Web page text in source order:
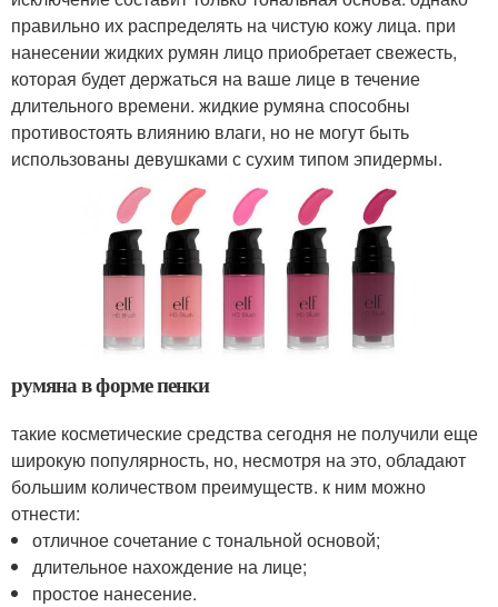
правильно их распределять на чистую кожу лица. при
нанесении жидких румян лицо приобретает свежесть,
которая будет держаться на ваше лице в течение
длительного времени. жидкие румяна способны
противостоять влиянию влаги, но не могут быть
использованы девушками с сухим типом эпидермы.
румяна в форме пенки
такие косметические средства сегодня не получили еще
широкую популярность, но, несмотря на это, обладают
большим количеством преимуществ. к ним можно
отнести:
отличное сочетание с тональной основой;
длительное нахождение на лице;
простое нанесение.